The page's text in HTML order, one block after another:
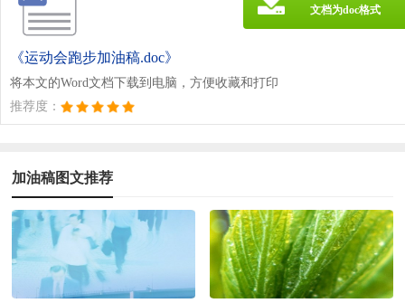
《运动会跑步加油稿.doc》
将本文的Word文档下载到电脑，方便收藏和打印
推荐度：
文档为doc格式
加油稿图文推荐